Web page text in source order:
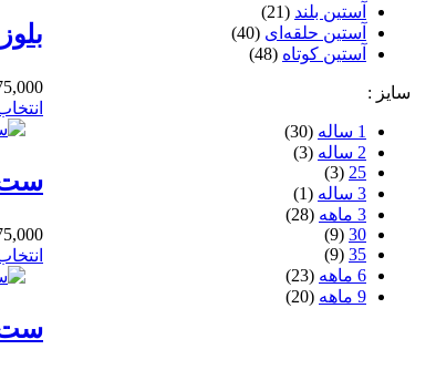
آستین بلند (21)
آستین حلقه‌ای (40)
آستین کوتاه (48)
سایز :
1 ساله
(30)
2 ساله
(3)
25
(3)
3 ساله
(1)
3 ماهه
(28)
30
(9)
35
(9)
6 ماهه
(23)
9 ماهه
(20)
ست
ست